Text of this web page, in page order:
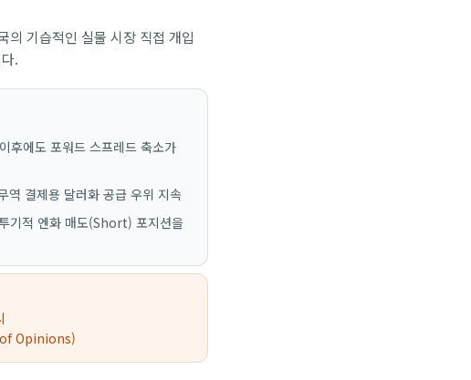
의 기습적인 실물 시장 직접 개입
.
후에도 포워드 스프레드 축소가
역 결제용 달러화 공급 우위 지속
기적 엔화 매도(Short) 포지션을
of Opinions)